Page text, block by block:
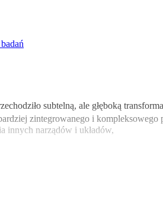
subtelną, ale głęboką
zintegrowanego i kompleksowego
innych narządów i układów,